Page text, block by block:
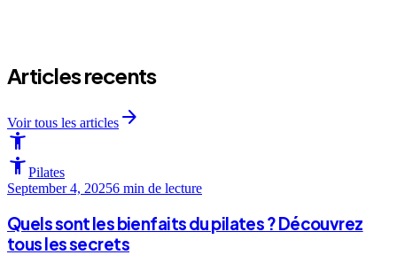
Articles recents
Voir tous les articles arrow_forward
accessibility_new
accessibility_newPilates
September 4, 20256 min de lecture
Quels sont les bienfaits du pilates ? Découvrez
tous les secrets